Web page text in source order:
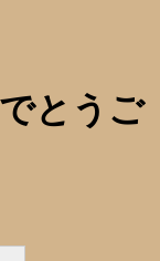
とうご